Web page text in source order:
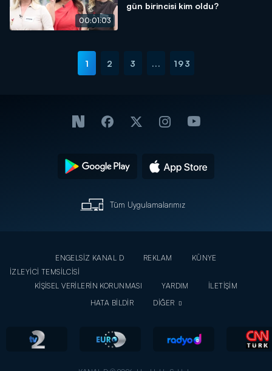
00:01:03
gün birincisi kim oldu?
1 2 3 ... 193
Tüm Uygulamalarımız
ENGELSİZ KANAL D REKLAM
KÜNYE
İZLEYİCİ TEMSİLCİSİ
KİŞİSEL VERİLERİN KORUNMASI
YARDIM
İLETİŞİM
HATA BİLDİR
DİĞER